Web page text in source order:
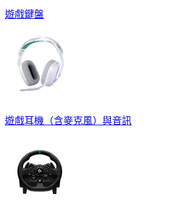
遊戲鍵盤
遊戲耳機（含麥克風）與音訊